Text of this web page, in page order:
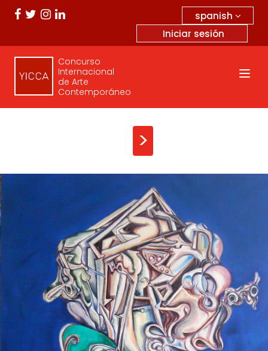
spanish
Iniciar sesión
Concurso
Internacional
de Arte
Contemporáneo
>